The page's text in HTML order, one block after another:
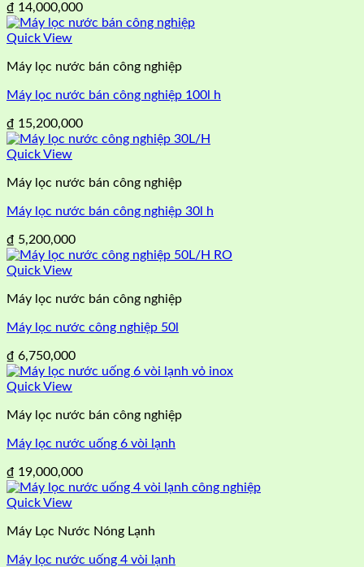
₫ 14,000,000
Quick View
Máy lọc nước bán công nghiệp
Máy lọc nước bán công nghiệp 100l h
₫ 15,200,000
Quick View
Máy lọc nước bán công nghiệp
Máy lọc nước bán công nghiệp 30l h
₫ 5,200,000
Quick View
Máy lọc nước bán công nghiệp
Máy lọc nước công nghiệp 50l
₫ 6,750,000
Quick View
Máy lọc nước bán công nghiệp
Máy lọc nước uống 6 vòi lạnh
₫ 19,000,000
Quick View
Máy Lọc Nước Nóng Lạnh
Máy lọc nước uống 4 vòi lạnh